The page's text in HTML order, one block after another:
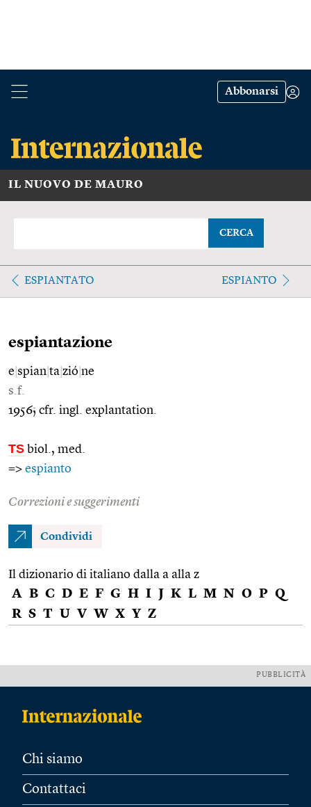
Abbonarsi
IL NUOVO DE MAURO
CERCA
ESPIANTATO ESPIANTO
espiantazione
e spian ta zió ne
s.f.
1956; cfr. ingl. explantation.
TS biol., med.
=> espianto
Correzioni e suggerimenti
Condividi
Il dizionario di italiano dalla a alla z
A B C D E F G H I J K L M N O P Q
R S T U V W X Y Z
PUBBLICITÀ
Chi siamo
Contattaci